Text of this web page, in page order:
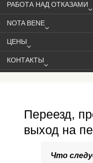
РАБОТА НАД ОТКАЗАМИ
NOTA BENE
ЦЕНЫ
КОНТАКТЫ
Переезд,
выход на
Что